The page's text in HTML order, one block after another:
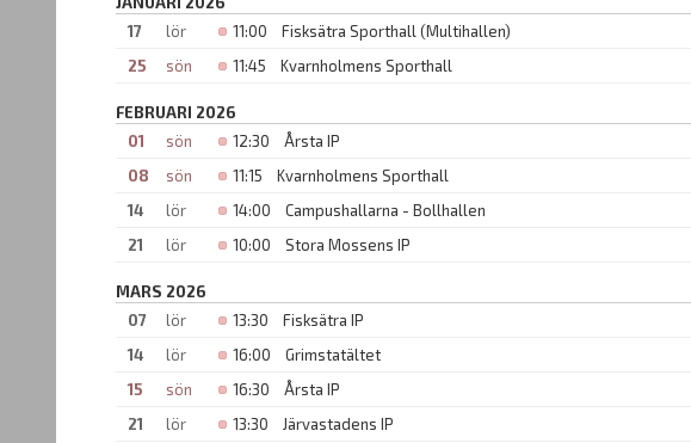
17
lör 11:00 Fisksätra Sporthall (Multihallen)
25
sön 11:45 Kvarnholmens Sporthall
FEBRUARI 2026
01
sön 12:30 Årsta IP
08
sön 11:15 Kvarnholmens Sporthall
14
lör 14:00 Campushallarna - Bollhallen
21
lör 10:00 Stora Mossens IP
MARS 2026
07
lör 13:30 Fisksätra IP
14
lör 16:00 Grimstatältet
15
sön 16:30 Årsta IP
21
lör 13:30 Järvastadens IP